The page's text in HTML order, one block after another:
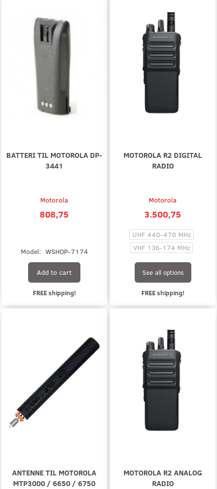
BATTERI TIL MOTOROLA DP-
3441
Motorola
808,75
Model: WSHOP-7174
Add to cart
FREE shipping!
MOTOROLA R2 DIGITAL
RADIO
Motorola
3.500,75
UHF 440-470 MHz
VHF 136-174 MHz
See all options
FREE shipping!
ANTENNE TIL MOTOROLA
MTP3000 / 6650 / 6750
MOTOROLA R2 ANALOG
RADIO